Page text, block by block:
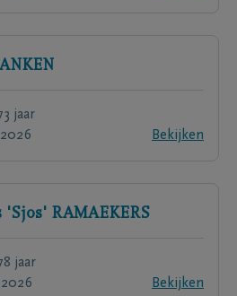
jaar
Bekijken
'Sjos' RAMAEKERS
jaar
Bekijken